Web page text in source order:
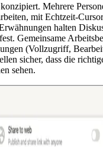
Mehrere
mit Echtzeit-
halten
Gemeinsame
(Vollzugriff,
sicher, dass die
sehen.